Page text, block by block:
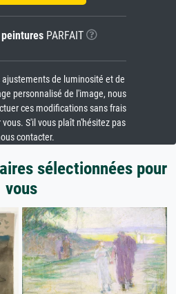
PARFAIT
de luminosité et de
personnalisé de l'image, nous
ces modifications sans frais
S'il vous plaît n'hésitez pas
contacter.
sélectionnées pour
vous